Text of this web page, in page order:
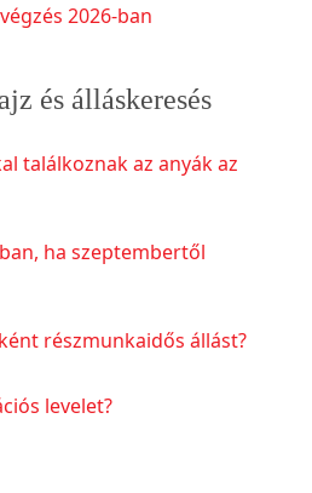
2026-ban
és álláskeresés
találkoznak az anyák az
ha szeptembertől
részmunkaidős állást?
levelet?